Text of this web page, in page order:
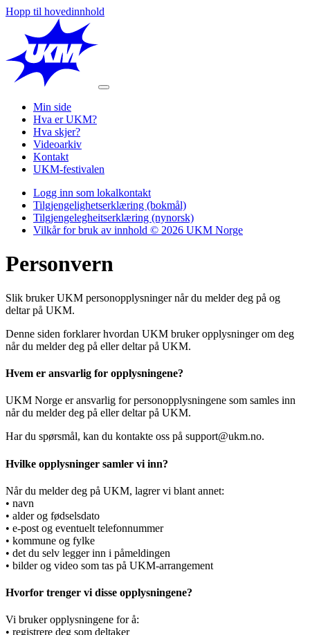
Hopp til hovedinnhold
Min side
Hva er UKM?
Hva skjer?
Videoarkiv
Kontakt
UKM-festivalen
Logg inn som lokalkontakt
Tilgjengelighetserklæring (bokmål)
Tilgjengelegheitserklæring (nynorsk)
Vilkår for bruk av innhold © 2026 UKM Norge
Personvern​​​​‌ ‍ ​‍​‍‌‍ ‌ ​‍‌‍‍‌‌‍‌ ‌‍‍‌‌‍ ‍​‍​‍​ ‍‍​‍​‍‌ ​ ‌‍​‌‌‍ ‍‌‍‍‌‌ ‌​‌ ‍‌​‍ ‍‌‍‍‌‌‍ ​‍​‍​‍ ​​‍​‍‌‍‍​‌ ​‍‌‍‌‌‌‍‌‍​‍​‍​ ‍‍​‍​‍‌‍‍​‌ ‌​‌ ‌​‌ ​​‌ ​ ​ ‍‍​‍ ​‍ ‌ ‌‌‌‍‍ ‌‍ ‌​‍ ‍‌ ​ ‌‍​‌‌‍ ‍‌‍‍‌‌ ‌​‌ ‍‌​‍ ‍‌ ​ ‌ ‌​‌ ‌‌‌‍‌​‌‍‍‌‌‍ ​‍ ‌‍‍‌‌‍ ‍‌ ‌​‌‍‌‌‌‍ ‍‌ ‌​​‍ ‌‍‌‌‌‍‌​‌‍‍‌‌ ‌​​‍ ‌‍ ‌‌‍ ‌‍‌​‌‍‌‌​ ‌‌ ​​‌ ​‍‌‍‌‌‌ ​ ‌‍‌‌‌‍ ‍‌ ‌​‌‍​‌‌ ‌​‌‍‍‌‌‍ ‌‍ ‍​ ‍ ‌‍‍‌‌‍‌​​ ‌‌‍​‍‌‍​‌​ ‌‌​ ‍‌​ ‌‍‌‍​‌‌‍​ ​ ‌‍​‍ ‌​ ‌‍​ ‌‌​ ‌​‌‍​ ​‍ ‌​ ‌​​ ​ ​ ‌​​ ‍​​‍ ‌​ ‍‌‌‍‌‌‌‍‌‍​ ‌​​‍ ‌‌‍‌​​ ​ ​ ‍​​ ‌‌‌‍​‍‌‍‌‌‌‍​‌​ ‌‍‌‍​ ‌‍​‌​ ‌‌​ ‌​​ ‍ ‌ ‌​‌ ‍‌‌ ​​‌‍‌‌​ ‌‌ ​​‌‍​‌‌‍‌ ‌‍‌‌​ ‍ ‌ ​​‌‍​‌‌ ‌​‌‍‍​​ ‌‌ ‌​‌‍‍‌‌ ‌​‌‍ ​‌‍‌‌​ ‌‍​‍‌‍​‌‌ ​ ‌‍‌‌‌‌‌‌‌ ​‍‌‍ ​​ ‌‌‍‍​‌ ‌​‌ ‌​‌ ​​‌ ​ ​‍‌‌​ ​ ‌​​‌​‍‌‌​ ​‍‌​‌‍​‍‌‌​ ​‍‌​‌‍‌ ‌‌‌‍‍ ‌‍ ‌​‍ ‍‌ ​ ‌‍​‌‌‍ ‍‌‍‍‌‌ ‌​‌ ‍‌​‍ ‍‌ ​ ‌ ‌​‌ ‌‌‌‍‌​‌‍‍‌‌‍ ​‍‌‍‌‍‍‌‌‍‌​​ ‌‌‍​‍‌‍​‌​ ‌‌​ ‍‌​ ‌‍‌‍​‌‌‍​ ​ ‌‍​‍ ‌​ ‌‍​ ‌‌​ ‌​‌‍​ ​‍ ‌​ ‌​​ ​ ​ ‌​​ ‍​​‍ ‌​ ‍‌‌‍‌‌‌‍‌‍​ ‌​​‍ ‌‌‍‌​​ ​ ​ ‍​​ ‌‌‌‍​‍‌‍‌‌‌‍​‌​ ‌‍‌‍​ ‌‍​‌​ ‌‌​ ‌​​‍‌‍‌ ‌​‌ ‍‌‌ ​​‌‍‌‌​ ‌‌ ​​‌‍​‌‌‍‌ ‌‍‌‌​‍‌‍‌ ​​‌‍​‌‌ ‌​‌‍‍​​ ‌‌ ‌​‌‍‍‌‌ ‌​‌‍ ​‌‍‌‌​‍‌‍‌ ​​‌‍‌‌‌ ​‍‌ ​ ‌ ​​‌‍‌‌‌‍​ ‌ ‌​‌‍‍‌‌ ‌‍‌‍‌‌​ ‌‌ ​​‌ ‌‌‌‍​‍‌‍ ​‌‍‍‌‌ ​ ‌‍‍​‌‍‌‌‌‍‌​​‍​‍‌ ‌
Slik bruker UKM personopplysninger når du melder deg på og
deltar på UKM.​​​​‌ ‍ ​‍​‍‌‍ ‌ ​‍‌‍‍‌‌‍‌ ‌‍‍‌‌‍ ‍​‍​‍​ ‍‍​‍​‍‌ ​ ‌‍​‌‌‍ ‍‌‍‍‌‌ ‌​‌ ‍‌​‍ ‍‌‍‍‌‌‍ ​‍​‍​‍ ​​‍​‍‌‍‍​‌ ​‍‌‍‌‌‌‍‌‍​‍​‍​ ‍‍​‍​‍‌‍‍​‌ ‌​‌ ‌​‌ ​​‌ ​ ​ ‍‍​‍ ​‍ ‌ ‌‌‌‍‍ ‌‍ ‌​‍ ‍‌ ​ ‌‍​‌‌‍ ‍‌‍‍‌‌ ‌​‌ ‍‌​‍ ‍‌ ​ ‌ ‌​‌ ‌‌‌‍‌​‌‍‍‌‌‍ ​‍ ‌‍‍‌‌‍ ‍‌ ‌​‌‍‌‌‌‍ ‍‌ ‌​​‍ ‌‍‌‌‌‍‌​‌‍‍‌‌ ‌​​‍ ‌‍ ‌‌‍ ‌‍‌​‌‍‌‌​ ‌‌ ​​‌ ​‍‌‍‌‌‌ ​ ‌‍‌‌‌‍ ‍‌ ‌​‌‍​‌‌ ‌​‌‍‍‌‌‍ ‌‍ ‍​ ‍ ‌‍‍‌‌‍‌​​ ‌‌‍​‍‌‍​‌​ ‌‌​ ‍‌​ ‌‍‌‍​‌‌‍​ ​ ‌‍​‍ ‌​ ‌‍​ ‌‌​ ‌​‌‍​ ​‍ ‌​ ‌​​ ​ ​ ‌​​ ‍​​‍ ‌​ ‍‌‌‍‌‌‌‍‌‍​ ‌​​‍ ‌‌‍‌​​ ​ ​ ‍​​ ‌‌‌‍​‍‌‍‌‌‌‍​‌​ ‌‍‌‍​ ‌‍​‌​ ‌‌​ ‌​​ ‍ ‌ ‌​‌ ‍‌‌ ​​‌‍‌‌​ ‌‌ ​​‌‍​‌‌‍‌ ‌‍‌‌​ ‍ ‌ ​​‌‍​‌‌ ‌​‌‍‍​​ ‌‌‍‌​‌‍‌‌‌ ​ ‌‍​ ‌ ​‍‌‍‍‌‌ ​​‌ ‌​‌‍‍‌‌‍ ‌‍ ‍​ ‌‍​‍‌‍​‌‌ ​ ‌‍‌‌‌‌‌‌‌ ​‍‌‍ ​​ ‌‌‍‍​‌ ‌​‌ ‌​‌ ​​‌ ​ ​‍‌‌​ ​ ‌​​‌​‍‌‌​ ​‍‌​‌‍​‍‌‌​ ​‍‌​‌‍‌ ‌‌‌‍‍ ‌‍ ‌​‍ ‍‌ ​ ‌‍​‌‌‍ ‍‌‍‍‌‌ ‌​‌ ‍‌​‍ ‍‌ ​ ‌ ‌​‌ ‌‌‌‍‌​‌‍‍‌‌‍ ​‍‌‍‌‍‍‌‌‍‌​​ ‌‌‍​‍‌‍​‌​ ‌‌​ ‍‌​ ‌‍‌‍​‌‌‍​ ​ ‌‍​‍ ‌​ ‌‍​ ‌‌​ ‌​‌‍​ ​‍ ‌​ ‌​​ ​ ​ ‌​​ ‍​​‍ ‌​ ‍‌‌‍‌‌‌‍‌‍​ ‌​​‍ ‌‌‍‌​​ ​ ​ ‍​​ ‌‌‌‍​‍‌‍‌‌‌‍​‌​ ‌‍‌‍​ ‌‍​‌​ ‌‌​ ‌​​‍‌‍‌ ‌​‌ ‍‌‌ ​​‌‍‌‌​ ‌‌ ​​‌‍​‌‌‍‌ ‌‍‌‌​‍‌‍‌ ​​‌‍​‌‌ ‌​‌‍‍​​ ‌‌‍‌​‌‍‌‌‌ ​ ‌‍​ ‌ ​‍‌‍‍‌‌ ​​‌ ‌​‌‍‍‌‌‍ ‌‍ ‍​‍‌‍‌ ​​‌‍‌‌‌ ​‍‌ ​ ‌ ​​‌‍‌‌‌‍​ ‌ ‌​‌‍‍‌‌ ‌‍‌‍‌‌​ ‌‌ ​​‌ ‌‌‌‍​‍‌‍ ​‌‍‍‌‌ ​ ‌‍‍​‌‍‌‌‌‍‌​​‍​‍‌ ‌
Denne siden forklarer hvordan UKM bruker opplysninger om deg
når du melder deg på eller deltar på UKM.​​​​‌ ‍ ​‍​‍‌‍ ‌ ​‍‌‍‍‌‌‍‌ ‌‍‍‌‌‍ ‍​‍​‍​ ‍‍​‍​‍‌ ​ ‌‍​‌‌‍ ‍‌‍‍‌‌ ‌​‌ ‍‌​‍ ‍‌‍‍‌‌‍ ​‍​‍​‍ ​​‍​‍‌‍‍​‌ ​‍‌‍‌‌‌‍‌‍​‍​‍​ ‍‍​‍​‍‌‍‍​‌ ‌​‌ ‌​‌ ​​‌ ​ ​ ‍‍​‍ ​‍ ‌ ‌‌‌‍‍ ‌‍ ‌​‍ ‍‌ ​ ‌‍​‌‌‍ ‍‌‍‍‌‌ ‌​‌ ‍‌​‍ ‍‌ ​ ‌ ‌​‌ ‌‌‌‍‌​‌‍‍‌‌‍ ​‍ ‌‍‍‌‌‍ ‍‌ ‌​‌‍‌‌‌‍ ‍‌ ‌​​‍ ‌‍‌‌‌‍‌​‌‍‍‌‌ ‌​​‍ ‌‍ ‌‌‍ ‌‍‌​‌‍‌‌​ ‌‌ ​​‌ ​‍‌‍‌‌‌ ​ ‌‍‌‌‌‍ ‍‌ ‌​‌‍​‌‌ ‌​‌‍‍‌‌‍ ‌‍ ‍​ ‍ ‌‍‍‌‌‍‌​​ ‌‌‍​‍‌‍​‌​ ‌‌​ ‍‌​ ‌‍‌‍​‌‌‍​ ​ ‌‍​‍ ‌​ ‌‍​ ‌‌​ ‌​‌‍​ ​‍ ‌​ ‌​​ ​ ​ ‌​​ ‍​​‍ ‌​ ‍‌‌‍‌‌‌‍‌‍​ ‌​​‍ ‌‌‍‌​​ ​ ​ ‍​​ ‌‌‌‍​‍‌‍‌‌‌‍​‌​ ‌‍‌‍​ ‌‍​‌​ ‌‌​ ‌​​ ‍ ‌ ‌​‌ ‍‌‌ ​​‌‍‌‌​ ‌‌ ​​‌‍​‌‌‍‌ ‌‍‌‌​ ‍ ‌ ​​‌‍​‌‌ ‌​‌‍‍​​ ‌‌ ​​‌‍​‌‌‍‌ ‌‍‌‌‌​​‍‌ ‌‌‌‍‍‌‌‍ ​‌‍‌​‌‍‌‌‌ ​‍​‍‌‌​ ‌‌‌​​‍‌‌ ‌‍‍ ‌‍‌‌‌ ‍‌​‍‌‌​ ​ ‌​‌​​‍‌‌​ ​ ‌​‌​​‍‌‌​ ​‍​ ​‍‌‍​ ​ ​ ​ ​‍‌‍‌‌​ ‌‌​ ‌‍​ ​‌​ ‍‌​ ​‌​ ‍‌‌‍​ ‌‍​‍​‍‌‌​ ​‍​ ​‍​‍‌‌​ ‌‌‌​‌​​‍ ‍‌ ​‍‌‍‍‌‌‍​ ‌‍‍​‌‌‌​‌‍‌‌‌ ‍​‌ ‌​​‍‌‌​ ‌‌‌​​‍‌‌ ‌‍‍ ‌‍‌‌‌ ‍‌​‍‌‌​ ​ ‌​‌​​‍‌‌​ ​ ‌​‌​​‍‌‌​ ​‍​ ​‍​ ‍​​ ​‌‌‍‌​​ ​‌​ ‍​​ ​​‌‍‌‌​ ​​‌‍​ ​ ‌‍‌‍​‌​ ​‍​‍‌‌​ ​‍​ ​‍​‍‌‌​ ‌‌‌​‌​​‍ ‍‌‍​ ‌‍‍​‌‍‍‌‌‍ ​‌‍‌​‌ ​‍‌‍‌‌‌‍ ‍​‍‌‌​ ‌‌‌​​‍‌‌ ‌‍‍ ‌‍‌‌‌ ‍‌​‍‌‌​ ​ ‌​‌​​‍‌‌​ ​ ‌​‌​​‍‌‌​ ​‍​ ​‍​ ‍‌​ ​​​ ​‌‌‍​ ​ ​‍‌‍‌​‌‍‌‌​ ​‌​ ​‌‌‍​‌​ ‌​​ ‍‌​‍‌‌​ ​‍​ ​‍​‍‌‌​ ‌‌‌​‌​​‍ ‍‌ ‌​‌‍‌‌‌ ‍​‌ ‌​​ ‌‍​‍‌‍​‌‌ ​ ‌‍‌‌‌‌‌‌‌ ​‍‌‍ ​​ ‌‌‍‍​‌ ‌​‌ ‌​‌ ​​‌ ​ ​‍‌‌​ ​ ‌​​‌​‍‌‌​ ​‍‌​‌‍​‍‌‌​ ​‍‌​‌‍‌ ‌‌‌‍‍ ‌‍ ‌​‍ ‍‌ ​ ‌‍​‌‌‍ ‍‌‍‍‌‌ ‌​‌ ‍‌​‍ ‍‌ ​ ‌ ‌​‌ ‌‌‌‍‌​‌‍‍‌‌‍ ​‍‌‍‌‍‍‌‌‍‌​​ ‌‌‍​‍‌‍​‌​ ‌‌​ ‍‌​ ‌‍‌‍​‌‌‍​ ​ ‌‍​‍ ‌​ ‌‍​ ‌‌​ ‌​‌‍​ ​‍ ‌​ ‌​​ ​ ​ ‌​​ ‍​​‍ ‌​ ‍‌‌‍‌‌‌‍‌‍​ ‌​​‍ ‌‌‍‌​​ ​ ​ ‍​​ ‌‌‌‍​‍‌‍‌‌‌‍​‌​ ‌‍‌‍​ ‌‍​‌​ ‌‌​ ‌​​‍‌‍‌ ‌​‌ ‍‌‌ ​​‌‍‌‌​ ‌‌ ​​‌‍​‌‌‍‌ ‌‍‌‌​‍‌‍‌ ​​‌‍​‌‌ ‌​‌‍‍​​ ‌‌ ​​‌‍​‌‌‍‌ ‌‍‌‌‌​​‍‌ ‌‌‌‍‍‌‌‍ ​‌‍‌​‌‍‌‌‌ ​‍​‍‌‌​ ‌‌‌​​‍‌‌ ‌‍‍ ‌‍‌‌‌ ‍‌​‍‌‌​ ​ ‌​‌​​‍‌‌​ ​ ‌​‌​​‍‌‌​ ​‍​ ​‍‌‍​ ​ ​ ​ ​‍‌‍‌‌​ ‌‌​ ‌‍​ ​‌​ ‍‌​ ​‌​ ‍‌‌‍​ ‌‍​‍​‍‌‌​ ​‍​ ​‍​‍‌‌​ ‌‌‌​‌​​‍ ‍‌ ​‍‌‍‍‌‌‍​ ‌‍‍​‌‌‌​‌‍‌‌‌ ‍​‌ ‌​​‍‌‌​ ‌‌‌​​‍‌‌ ‌‍‍ ‌‍‌‌‌ ‍‌​‍‌‌​ ​ ‌​‌​​‍‌‌​ ​ ‌​‌​​‍‌‌​ ​‍​ ​‍​ ‍​​ ​‌‌‍‌​​ ​‌​ ‍​​ ​​‌‍‌‌​ ​​‌‍​ ​ ‌‍‌‍​‌​ ​‍​‍‌‌​ ​‍​ ​‍​‍‌‌​ ‌‌‌​‌​​‍ ‍‌‍​ ‌‍‍​‌‍‍‌‌‍ ​‌‍‌​‌ ​‍‌‍‌‌‌‍ ‍​‍‌‌​ ‌‌‌​​‍‌‌ ‌‍‍ ‌‍‌‌‌ ‍‌​‍‌‌​ ​ ‌​‌​​‍‌‌​ ​ ‌​‌​​‍‌‌​ ​‍​ ​‍​ ‍‌​ ​​​ ​‌‌‍​ ​ ​‍‌‍‌​‌‍‌‌​ ​‌​ ​‌‌‍​‌​ ‌​​ ‍‌​‍‌‌​ ​‍​ ​‍​‍‌‌​ ‌‌‌​‌​​‍ ‍‌ ‌​‌‍‌‌‌ ‍​‌ ‌​​‍‌‍‌ ​​‌‍‌‌‌ ​‍‌ ​ ‌ ​​‌‍‌‌‌‍​ ‌ ‌​‌‍‍‌‌ ‌‍‌‍‌‌​ ‌‌ ​​‌ ‌‌‌‍​‍‌‍ ​‌‍‍‌‌ ​ ‌‍‍​‌‍‌‌‌‍‌​​‍​‍‌ ‌
Hvem er ansvarlig for opplysningene?​​​​‌ ‍ ​‍​‍‌‍ ‌ ​‍‌‍‍‌‌‍‌ ‌‍‍‌‌‍ ‍​‍​‍​ ‍‍​‍​‍‌ ​ ‌‍​‌‌‍ ‍‌‍‍‌‌ ‌​‌ ‍‌​‍ ‍‌‍‍‌‌‍ ​‍​‍​‍ ​​‍​‍‌‍‍​‌ ​‍‌‍‌‌‌‍‌‍​‍​‍​ ‍‍​‍​‍‌‍‍​‌ ‌​‌ ‌​‌ ​​‌ ​ ​ ‍‍​‍ ​‍ ‌ ‌‌‌‍‍ ‌‍ ‌​‍ ‍‌ ​ ‌‍​‌‌‍ ‍‌‍‍‌‌ ‌​‌ ‍‌​‍ ‍‌ ​ ‌ ‌​‌ ‌‌‌‍‌​‌‍‍‌‌‍ ​‍ ‌‍‍‌‌‍ ‍‌ ‌​‌‍‌‌‌‍ ‍‌ ‌​​‍ ‌‍‌‌‌‍‌​‌‍‍‌‌ ‌​​‍ ‌‍ ‌‌‍ ‌‍‌​‌‍‌‌​ ‌‌ ​​‌ ​‍‌‍‌‌‌ ​ ‌‍‌‌‌‍ ‍‌ ‌​‌‍​‌‌ ‌​‌‍‍‌‌‍ ‌‍ ‍​ ‍ ‌‍‍‌‌‍‌​​ ‌‌‍​‍‌‍​‌​ ‌‌​ ‍‌​ ‌‍‌‍​‌‌‍​ ​ ‌‍​‍ ‌​ ‌‍​ ‌‌​ ‌​‌‍​ ​‍ ‌​ ‌​​ ​ ​ ‌​​ ‍​​‍ ‌​ ‍‌‌‍‌‌‌‍‌‍​ ‌​​‍ ‌‌‍‌​​ ​ ​ ‍​​ ‌‌‌‍​‍‌‍‌‌‌‍​‌​ ‌‍‌‍​ ‌‍​‌​ ‌‌​ ‌​​ ‍ ‌ ‌​‌ ‍‌‌ ​​‌‍‌‌​ ‌‌ ​​‌‍​‌‌‍‌ ‌‍‌‌​ ‍ ‌ ​​‌‍​‌‌ ‌​‌‍‍​​ ‌‌ ​​‌‍​‌‌‍‌ ‌‍‌‌‌​​‍‌ ‌‌‌‍‍‌‌‍ ​‌‍‌​‌‍‌‌‌ ​‍​‍‌‌​ ‌‌‌​​‍‌‌ ‌‍‍ ‌‍‌‌‌ ‍‌​‍‌‌​ ​ ‌​‌​​‍‌‌​ ​ ‌​‌​​‍‌‌​ ​‍​ ​‍​ ‍‌​ ‌‌‌‍​‍‌‍​ ​ ‌​‌‍​‌‌‍​‍​ ​ ​ ​‍​ ​ ​ ‌‌‌‍‌​​‍‌‌​ ​‍​ ​‍​‍‌‌​ ‌‌‌​‌​​‍ ‍‌ ​‍‌‍‍‌‌‍​ ‌‍‍​‌‌‌​‌‍‌‌‌ ‍​‌ ‌​​‍‌‌​ ‌‌‌​​‍‌‌ ‌‍‍ ‌‍‌‌‌ ‍‌​‍‌‌​ ​ ‌​‌​​‍‌‌​ ​ ‌​‌​​‍‌‌​ ​‍​ ​‍​ ‌‌‌‍‌‍​ ​‌​ ‌​‌‍​‌​ ‍‌‌‍​‍​ ‍​​ ‌​​ ‌‌​ ‌ ​ ​​​‍‌‌​ ​‍​ ​‍​‍‌‌​ ‌‌‌​‌​​‍ ‍‌‍​ ‌‍‍​‌‍‍‌‌‍ ​‌‍‌​‌ ​‍‌‍‌‌‌‍ ‍​‍‌‌​ ‌‌‌​​‍‌‌ ‌‍‍ ‌‍‌‌‌ ‍‌​‍‌‌​ ​ ‌​‌​​‍‌‌​ ​ ‌​‌​​‍‌‌​ ​‍​ ​‍‌‍​ ​ ‌‌​ ‌​​ ​ ​ ​​​ ‍​​ ‌‍​ ​‍‌‍​‌‌‍​ ​ ‍​‌‍‌‍​‍‌‌​ ​‍​ ​‍​‍‌‌​ ‌‌‌​‌​​‍ ‍‌ ‌​‌‍‌‌‌ ‍​‌ ‌​​ ‌‍​‍‌‍​‌‌ ​ ‌‍‌‌‌‌‌‌‌ ​‍‌‍ ​​ ‌‌‍‍​‌ ‌​‌ ‌​‌ ​​‌ ​ ​‍‌‌​ ​ ‌​​‌​‍‌‌​ ​‍‌​‌‍​‍‌‌​ ​‍‌​‌‍‌ ‌‌‌‍‍ ‌‍ ‌​‍ ‍‌ ​ ‌‍​‌‌‍ ‍‌‍‍‌‌ ‌​‌ ‍‌​‍ ‍‌ ​ ‌ ‌​‌ ‌‌‌‍‌​‌‍‍‌‌‍ ​‍‌‍‌‍‍‌‌‍‌​​ ‌‌‍​‍‌‍​‌​ ‌‌​ ‍‌​ ‌‍‌‍​‌‌‍​ ​ ‌‍​‍ ‌​ ‌‍​ ‌‌​ ‌​‌‍​ ​‍ ‌​ ‌​​ ​ ​ ‌​​ ‍​​‍ ‌​ ‍‌‌‍‌‌‌‍‌‍​ ‌​​‍ ‌‌‍‌​​ ​ ​ ‍​​ ‌‌‌‍​‍‌‍‌‌‌‍​‌​ ‌‍‌‍​ ‌‍​‌​ ‌‌​ ‌​​‍‌‍‌ ‌​‌ ‍‌‌ ​​‌‍‌‌​ ‌‌ ​​‌‍​‌‌‍‌ ‌‍‌‌​‍‌‍‌ ​​‌‍​‌‌ ‌​‌‍‍​​ ‌‌ ​​‌‍​‌‌‍‌ ‌‍‌‌‌​​‍‌ ‌‌‌‍‍‌‌‍ ​‌‍‌​‌‍‌‌‌ ​‍​‍‌‌​ ‌‌‌​​‍‌‌ ‌‍‍ ‌‍‌‌‌ ‍‌​‍‌‌​ ​ ‌​‌​​‍‌‌​ ​ ‌​‌​​‍‌‌​ ​‍​ ​‍​ ‍‌​ ‌‌‌‍​‍‌‍​ ​ ‌​‌‍​‌‌‍​‍​ ​ ​ ​‍​ ​ ​ ‌‌‌‍‌​​‍‌‌​ ​‍​ ​‍​‍‌‌​ ‌‌‌​‌​​‍ ‍‌ ​‍‌‍‍‌‌‍​ ‌‍‍​‌‌‌​‌‍‌‌‌ ‍​‌ ‌​​‍‌‌​ ‌‌‌​​‍‌‌ ‌‍‍ ‌‍‌‌‌ ‍‌​‍‌‌​ ​ ‌​‌​​‍‌‌​ ​ ‌​‌​​‍‌‌​ ​‍​ ​‍​ ‌‌‌‍‌‍​ ​‌​ ‌​‌‍​‌​ ‍‌‌‍​‍​ ‍​​ ‌​​ ‌‌​ ‌ ​ ​​​‍‌‌​ ​‍​ ​‍​‍‌‌​ ‌‌‌​‌​​‍ ‍‌‍​ ‌‍‍​‌‍‍‌‌‍ ​‌‍‌​‌ ​‍‌‍‌‌‌‍ ‍​‍‌‌​ ‌‌‌​​‍‌‌ ‌‍‍ ‌‍‌‌‌ ‍‌​‍‌‌​ ​ ‌​‌​​‍‌‌​ ​ ‌​‌​​‍‌‌​ ​‍​ ​‍‌‍​ ​ ‌‌​ ‌​​ ​ ​ ​​​ ‍​​ ‌‍​ ​‍‌‍​‌‌‍​ ​ ‍​‌‍‌‍​‍‌‌​ ​‍​ ​‍​‍‌‌​ ‌‌‌​‌​​‍ ‍‌ ‌​‌‍‌‌‌ ‍​‌ ‌​​‍‌‍‌ ​​‌‍‌‌‌ ​‍‌ ​ ‌ ​​‌‍‌‌‌‍​ ‌ ‌​‌‍‍‌‌ ‌‍‌‍‌‌​ ‌‌ ​​‌ ‌‌‌‍​‍‌‍ ​‌‍‍‌‌ ​ ‌‍‍​‌‍‌‌‌‍‌​​‍​‍‌ ‌
UKM Norge er ansvarlig for personopplysningene som samles inn
når du melder deg på eller deltar på UKM.​​​​‌ ‍ ​‍​‍‌‍ ‌ ​‍‌‍‍‌‌‍‌ ‌‍‍‌‌‍ ‍​‍​‍​ ‍‍​‍​‍‌ ​ ‌‍​‌‌‍ ‍‌‍‍‌‌ ‌​‌ ‍‌​‍ ‍‌‍‍‌‌‍ ​‍​‍​‍ ​​‍​‍‌‍‍​‌ ​‍‌‍‌‌‌‍‌‍​‍​‍​ ‍‍​‍​‍‌‍‍​‌ ‌​‌ ‌​‌ ​​‌ ​ ​ ‍‍​‍ ​‍ ‌ ‌‌‌‍‍ ‌‍ ‌​‍ ‍‌ ​ ‌‍​‌‌‍ ‍‌‍‍‌‌ ‌​‌ ‍‌​‍ ‍‌ ​ ‌ ‌​‌ ‌‌‌‍‌​‌‍‍‌‌‍ ​‍ ‌‍‍‌‌‍ ‍‌ ‌​‌‍‌‌‌‍ ‍‌ ‌​​‍ ‌‍‌‌‌‍‌​‌‍‍‌‌ ‌​​‍ ‌‍ ‌‌‍ ‌‍‌​‌‍‌‌​ ‌‌ ​​‌ ​‍‌‍‌‌‌ ​ ‌‍‌‌‌‍ ‍‌ ‌​‌‍​‌‌ ‌​‌‍‍‌‌‍ ‌‍ ‍​ ‍ ‌‍‍‌‌‍‌​​ ‌‌‍​‍‌‍​‌​ ‌‌​ ‍‌​ ‌‍‌‍​‌‌‍​ ​ ‌‍​‍ ‌​ ‌‍​ ‌‌​ ‌​‌‍​ ​‍ ‌​ ‌​​ ​ ​ ‌​​ ‍​​‍ ‌​ ‍‌‌‍‌‌‌‍‌‍​ ‌​​‍ ‌‌‍‌​​ ​ ​ ‍​​ ‌‌‌‍​‍‌‍‌‌‌‍​‌​ ‌‍‌‍​ ‌‍​‌​ ‌‌​ ‌​​ ‍ ‌ ‌​‌ ‍‌‌ ​​‌‍‌‌​ ‌‌ ​​‌‍​‌‌‍‌ ‌‍‌‌​ ‍ ‌ ​​‌‍​‌‌ ‌​‌‍‍​​ ‌‌ ​​‌‍​‌‌‍‌ ‌‍‌‌‌​​‍‌ ‌‌‌‍‍‌‌‍ ​‌‍‌​‌‍‌‌‌ ​‍​‍‌‌​ ‌‌‌​​‍‌‌ ‌‍‍ ‌‍‌‌‌ ‍‌​‍‌‌​ ​ ‌​‌​​‍‌‌​ ​ ‌​‌​​‍‌‌​ ​‍​ ​‍​ ‍‌​ ‌‌‌‍​‍‌‍​ ​ ‌​‌‍​‌‌‍​‍​ ​ ​ ​‍​ ​ ​ ‌‌‌‍‌​​‍‌‌​ ​‍​ ​‍​‍‌‌​ ‌‌‌​‌​​‍ ‍‌ ​‍‌‍‍‌‌‍​ ‌‍‍​‌‌‌​‌‍‌‌‌ ‍​‌ ‌​​‍‌‌​ ‌‌‌​​‍‌‌ ‌‍‍ ‌‍‌‌‌ ‍‌​‍‌‌​ ​ ‌​‌​​‍‌‌​ ​ ‌​‌​​‍‌‌​ ​‍​ ​‍​ ​ ​ ‍‌​ ‌ ‌‍​‍‌‍‌‍​ ‍‌​ ‌ ​ ‍​​ ​​​ ​ ‌‍​‍​ ‌​​‍‌‌​ ​‍​ ​‍​‍‌‌​ ‌‌‌​‌​​‍ ‍‌‍​ ‌‍‍​‌‍‍‌‌‍ ​‌‍‌​‌ ​‍‌‍‌‌‌‍ ‍​‍‌‌​ ‌‌‌​​‍‌‌ ‌‍‍ ‌‍‌‌‌ ‍‌​‍‌‌​ ​ ‌​‌​​‍‌‌​ ​ ‌​‌​​‍‌‌​ ​‍​ ​‍​ ​‌​ ​‍​ ‌​​ ‍​‌‍​ ​ ‍‌​ ​​‌‍​‍‌‍​‌​ ​​​ ​‌​ ​‍​‍‌‌​ ​‍​ ​‍​‍‌‌​ ‌‌‌​‌​​‍ ‍‌ ‌​‌‍‌‌‌ ‍​‌ ‌​​ ‌‍​‍‌‍​‌‌ ​ ‌‍‌‌‌‌‌‌‌ ​‍‌‍ ​​ ‌‌‍‍​‌ ‌​‌ ‌​‌ ​​‌ ​ ​‍‌‌​ ​ ‌​​‌​‍‌‌​ ​‍‌​‌‍​‍‌‌​ ​‍‌​‌‍‌ ‌‌‌‍‍ ‌‍ ‌​‍ ‍‌ ​ ‌‍​‌‌‍ ‍‌‍‍‌‌ ‌​‌ ‍‌​‍ ‍‌ ​ ‌ ‌​‌ ‌‌‌‍‌​‌‍‍‌‌‍ ​‍‌‍‌‍‍‌‌‍‌​​ ‌‌‍​‍‌‍​‌​ ‌‌​ ‍‌​ ‌‍‌‍​‌‌‍​ ​ ‌‍​‍ ‌​ ‌‍​ ‌‌​ ‌​‌‍​ ​‍ ‌​ ‌​​ ​ ​ ‌​​ ‍​​‍ ‌​ ‍‌‌‍‌‌‌‍‌‍​ ‌​​‍ ‌‌‍‌​​ ​ ​ ‍​​ ‌‌‌‍​‍‌‍‌‌‌‍​‌​ ‌‍‌‍​ ‌‍​‌​ ‌‌​ ‌​​‍‌‍‌ ‌​‌ ‍‌‌ ​​‌‍‌‌​ ‌‌ ​​‌‍​‌‌‍‌ ‌‍‌‌​‍‌‍‌ ​​‌‍​‌‌ ‌​‌‍‍​​ ‌‌ ​​‌‍​‌‌‍‌ ‌‍‌‌‌​​‍‌ ‌‌‌‍‍‌‌‍ ​‌‍‌​‌‍‌‌‌ ​‍​‍‌‌​ ‌‌‌​​‍‌‌ ‌‍‍ ‌‍‌‌‌ ‍‌​‍‌‌​ ​ ‌​‌​​‍‌‌​ ​ ‌​‌​​‍‌‌​ ​‍​ ​‍​ ‍‌​ ‌‌‌‍​‍‌‍​ ​ ‌​‌‍​‌‌‍​‍​ ​ ​ ​‍​ ​ ​ ‌‌‌‍‌​​‍‌‌​ ​‍​ ​‍​‍‌‌​ ‌‌‌​‌​​‍ ‍‌ ​‍‌‍‍‌‌‍​ ‌‍‍​‌‌‌​‌‍‌‌‌ ‍​‌ ‌​​‍‌‌​ ‌‌‌​​‍‌‌ ‌‍‍ ‌‍‌‌‌ ‍‌​‍‌‌​ ​ ‌​‌​​‍‌‌​ ​ ‌​‌​​‍‌‌​ ​‍​ ​‍​ ​ ​ ‍‌​ ‌ ‌‍​‍‌‍‌‍​ ‍‌​ ‌ ​ ‍​​ ​​​ ​ ‌‍​‍​ ‌​​‍‌‌​ ​‍​ ​‍​‍‌‌​ ‌‌‌​‌​​‍ ‍‌‍​ ‌‍‍​‌‍‍‌‌‍ ​‌‍‌​‌ ​‍‌‍‌‌‌‍ ‍​‍‌‌​ ‌‌‌​​‍‌‌ ‌‍‍ ‌‍‌‌‌ ‍‌​‍‌‌​ ​ ‌​‌​​‍‌‌​ ​ ‌​‌​​‍‌‌​ ​‍​ ​‍​ ​‌​ ​‍​ ‌​​ ‍​‌‍​ ​ ‍‌​ ​​‌‍​‍‌‍​‌​ ​​​ ​‌​ ​‍​‍‌‌​ ​‍​ ​‍​‍‌‌​ ‌‌‌​‌​​‍ ‍‌ ‌​‌‍‌‌‌ ‍​‌ ‌​​‍‌‍‌ ​​‌‍‌‌‌ ​‍‌ ​ ‌ ​​‌‍‌‌‌‍​ ‌ ‌​‌‍‍‌‌ ‌‍‌‍‌‌​ ‌‌ ​​‌ ‌‌‌‍​‍‌‍ ​‌‍‍‌‌ ​ ‌‍‍​‌‍‌‌‌‍‌​​‍​‍‌ ‌
Har du spørsmål, kan du kontakte oss på support@ukm.no.​​​​‌ ‍ ​‍​‍‌‍ ‌ ​‍‌‍‍‌‌‍‌ ‌‍‍‌‌‍ ‍​‍​‍​ ‍‍​‍​‍‌ ​ ‌‍​‌‌‍ ‍‌‍‍‌‌ ‌​‌ ‍‌​‍ ‍‌‍‍‌‌‍ ​‍​‍​‍ ​​‍​‍‌‍‍​‌ ​‍‌‍‌‌‌‍‌‍​‍​‍​ ‍‍​‍​‍‌‍‍​‌ ‌​‌ ‌​‌ ​​‌ ​ ​ ‍‍​‍ ​‍ ‌ ‌‌‌‍‍ ‌‍ ‌​‍ ‍‌ ​ ‌‍​‌‌‍ ‍‌‍‍‌‌ ‌​‌ ‍‌​‍ ‍‌ ​ ‌ ‌​‌ ‌‌‌‍‌​‌‍‍‌‌‍ ​‍ ‌‍‍‌‌‍ ‍‌ ‌​‌‍‌‌‌‍ ‍‌ ‌​​‍ ‌‍‌‌‌‍‌​‌‍‍‌‌ ‌​​‍ ‌‍ ‌‌‍ ‌‍‌​‌‍‌‌​ ‌‌ ​​‌ ​‍‌‍‌‌‌ ​ ‌‍‌‌‌‍ ‍‌ ‌​‌‍​‌‌ ‌​‌‍‍‌‌‍ ‌‍ ‍​ ‍ ‌‍‍‌‌‍‌​​ ‌‌‍​‍‌‍​‌​ ‌‌​ ‍‌​ ‌‍‌‍​‌‌‍​ ​ ‌‍​‍ ‌​ ‌‍​ ‌‌​ ‌​‌‍​ ​‍ ‌​ ‌​​ ​ ​ ‌​​ ‍​​‍ ‌​ ‍‌‌‍‌‌‌‍‌‍​ ‌​​‍ ‌‌‍‌​​ ​ ​ ‍​​ ‌‌‌‍​‍‌‍‌‌‌‍​‌​ ‌‍‌‍​ ‌‍​‌​ ‌‌​ ‌​​ ‍ ‌ ‌​‌ ‍‌‌ ​​‌‍‌‌​ ‌‌ ​​‌‍​‌‌‍‌ ‌‍‌‌​ ‍ ‌ ​​‌‍​‌‌ ‌​‌‍‍​​ ‌‌ ​​‌‍​‌‌‍‌ ‌‍‌‌‌​​‍‌ ‌‌‌‍‍‌‌‍ ​‌‍‌​‌‍‌‌‌ ​‍​‍‌‌​ ‌‌‌​​‍‌‌ ‌‍‍ ‌‍‌‌‌ ‍‌​‍‌‌​ ​ ‌​‌​​‍‌‌​ ​ ‌​‌​​‍‌‌​ ​‍​ ​‍​ ‍‌​ ‌‌‌‍​‍‌‍​ ​ ‌​‌‍​‌‌‍​‍​ ​ ​ ​‍​ ​ ​ ‌‌‌‍‌​​‍‌‌​ ​‍​ ​‍​‍‌‌​ ‌‌‌​‌​​‍ ‍‌ ​‍‌‍‍‌‌‍​ ‌‍‍​‌‌‌​‌‍‌‌‌ ‍​‌ ‌​​‍‌‌​ ‌‌‌​​‍‌‌ ‌‍‍ ‌‍‌‌‌ ‍‌​‍‌‌​ ​ ‌​‌​​‍‌‌​ ​ ‌​‌​​‍‌‌​ ​‍​ ​‍‌‍​ ​ ​​​ ‌‌​ ‌‌​ ‍‌‌‍‌​​ ​‌​ ‍‌‌‍​ ​ ​ ​ ‍‌​ ‌​​‍‌‌​ ​‍​ ​‍​‍‌‌​ ‌‌‌​‌​​‍ ‍‌‍​ ‌‍‍​‌‍‍‌‌‍ ​‌‍‌​‌ ​‍‌‍‌‌‌‍ ‍​‍‌‌​ ‌‌‌​​‍‌‌ ‌‍‍ ‌‍‌‌‌ ‍‌​‍‌‌​ ​ ‌​‌​​‍‌‌​ ​ ‌​‌​​‍‌‌​ ​‍​ ​‍​ ‌‍​ ‌‌​ ‌ ​ ‌‌‌‍​‍‌‍‌​​ ‌‍​ ‌‌​ ​​‌‍‌‌‌‍​‍​ ​‌​‍‌‌​ ​‍​ ​‍​‍‌‌​ ‌‌‌​‌​​‍ ‍‌ ‌​‌‍‌‌‌ ‍​‌ ‌​​ ‌‍​‍‌‍​‌‌ ​ ‌‍‌‌‌‌‌‌‌ ​‍‌‍ ​​ ‌‌‍‍​‌ ‌​‌ ‌​‌ ​​‌ ​ ​‍‌‌​ ​ ‌​​‌​‍‌‌​ ​‍‌​‌‍​‍‌‌​ ​‍‌​‌‍‌ ‌‌‌‍‍ ‌‍ ‌​‍ ‍‌ ​ ‌‍​‌‌‍ ‍‌‍‍‌‌ ‌​‌ ‍‌​‍ ‍‌ ​ ‌ ‌​‌ ‌‌‌‍‌​‌‍‍‌‌‍ ​‍‌‍‌‍‍‌‌‍‌​​ ‌‌‍​‍‌‍​‌​ ‌‌​ ‍‌​ ‌‍‌‍​‌‌‍​ ​ ‌‍​‍ ‌​ ‌‍​ ‌‌​ ‌​‌‍​ ​‍ ‌​ ‌​​ ​ ​ ‌​​ ‍​​‍ ‌​ ‍‌‌‍‌‌‌‍‌‍​ ‌​​‍ ‌‌‍‌​​ ​ ​ ‍​​ ‌‌‌‍​‍‌‍‌‌‌‍​‌​ ‌‍‌‍​ ‌‍​‌​ ‌‌​ ‌​​‍‌‍‌ ‌​‌ ‍‌‌ ​​‌‍‌‌​ ‌‌ ​​‌‍​‌‌‍‌ ‌‍‌‌​‍‌‍‌ ​​‌‍​‌‌ ‌​‌‍‍​​ ‌‌ ​​‌‍​‌‌‍‌ ‌‍‌‌‌​​‍‌ ‌‌‌‍‍‌‌‍ ​‌‍‌​‌‍‌‌‌ ​‍​‍‌‌​ ‌‌‌​​‍‌‌ ‌‍‍ ‌‍‌‌‌ ‍‌​‍‌‌​ ​ ‌​‌​​‍‌‌​ ​ ‌​‌​​‍‌‌​ ​‍​ ​‍​ ‍‌​ ‌‌‌‍​‍‌‍​ ​ ‌​‌‍​‌‌‍​‍​ ​ ​ ​‍​ ​ ​ ‌‌‌‍‌​​‍‌‌​ ​‍​ ​‍​‍‌‌​ ‌‌‌​‌​​‍ ‍‌ ​‍‌‍‍‌‌‍​ ‌‍‍​‌‌‌​‌‍‌‌‌ ‍​‌ ‌​​‍‌‌​ ‌‌‌​​‍‌‌ ‌‍‍ ‌‍‌‌‌ ‍‌​‍‌‌​ ​ ‌​‌​​‍‌‌​ ​ ‌​‌​​‍‌‌​ ​‍​ ​‍‌‍​ ​ ​​​ ‌‌​ ‌‌​ ‍‌‌‍‌​​ ​‌​ ‍‌‌‍​ ​ ​ ​ ‍‌​ ‌​​‍‌‌​ ​‍​ ​‍​‍‌‌​ ‌‌‌​‌​​‍ ‍‌‍​ ‌‍‍​‌‍‍‌‌‍ ​‌‍‌​‌ ​‍‌‍‌‌‌‍ ‍​‍‌‌​ ‌‌‌​​‍‌‌ ‌‍‍ ‌‍‌‌‌ ‍‌​‍‌‌​ ​ ‌​‌​​‍‌‌​ ​ ‌​‌​​‍‌‌​ ​‍​ ​‍​ ‌‍​ ‌‌​ ‌ ​ ‌‌‌‍​‍‌‍‌​​ ‌‍​ ‌‌​ ​​‌‍‌‌‌‍​‍​ ​‌​‍‌‌​ ​‍​ ​‍​‍‌‌​ ‌‌‌​‌​​‍ ‍‌ ‌​‌‍‌‌‌ ‍​‌ ‌​​‍‌‍‌ ​​‌‍‌‌‌ ​‍‌ ​ ‌ ​​‌‍‌‌‌‍​ ‌ ‌​‌‍‍‌‌ ‌‍‌‍‌‌​ ‌‌ ​​‌ ‌‌‌‍​‍‌‍ ​‌‍‍‌‌ ​ ‌‍‍​‌‍‌‌‌‍‌​​‍​‍‌ ‌
Hvilke opplysninger samler vi inn?​​​​‌ ‍ ​‍​‍‌‍ ‌ ​‍‌‍‍‌‌‍‌ ‌‍‍‌‌‍ ‍​‍​‍​ ‍‍​‍​‍‌ ​ ‌‍​‌‌‍ ‍‌‍‍‌‌ ‌​‌ ‍‌​‍ ‍‌‍‍‌‌‍ ​‍​‍​‍ ​​‍​‍‌‍‍​‌ ​‍‌‍‌‌‌‍‌‍​‍​‍​ ‍‍​‍​‍‌‍‍​‌ ‌​‌ ‌​‌ ​​‌ ​ ​ ‍‍​‍ ​‍ ‌ ‌‌‌‍‍ ‌‍ ‌​‍ ‍‌ ​ ‌‍​‌‌‍ ‍‌‍‍‌‌ ‌​‌ ‍‌​‍ ‍‌ ​ ‌ ‌​‌ ‌‌‌‍‌​‌‍‍‌‌‍ ​‍ ‌‍‍‌‌‍ ‍‌ ‌​‌‍‌‌‌‍ ‍‌ ‌​​‍ ‌‍‌‌‌‍‌​‌‍‍‌‌ ‌​​‍ ‌‍ ‌‌‍ ‌‍‌​‌‍‌‌​ ‌‌ ​​‌ ​‍‌‍‌‌‌ ​ ‌‍‌‌‌‍ ‍‌ ‌​‌‍​‌‌ ‌​‌‍‍‌‌‍ ‌‍ ‍​ ‍ ‌‍‍‌‌‍‌​​ ‌‌‍​‍‌‍​‌​ ‌‌​ ‍‌​ ‌‍‌‍​‌‌‍​ ​ ‌‍​‍ ‌​ ‌‍​ ‌‌​ ‌​‌‍​ ​‍ ‌​ ‌​​ ​ ​ ‌​​ ‍​​‍ ‌​ ‍‌‌‍‌‌‌‍‌‍​ ‌​​‍ ‌‌‍‌​​ ​ ​ ‍​​ ‌‌‌‍​‍‌‍‌‌‌‍​‌​ ‌‍‌‍​ ‌‍​‌​ ‌‌​ ‌​​ ‍ ‌ ‌​‌ ‍‌‌ ​​‌‍‌‌​ ‌‌ ​​‌‍​‌‌‍‌ ‌‍‌‌​ ‍ ‌ ​​‌‍​‌‌ ‌​‌‍‍​​ ‌‌ ​​‌‍​‌‌‍‌ ‌‍‌‌‌​​‍‌ ‌‌‌‍‍‌‌‍ ​‌‍‌​‌‍‌‌‌ ​‍​‍‌‌​ ‌‌‌​​‍‌‌ ‌‍‍ ‌‍‌‌‌ ‍‌​‍‌‌​ ​ ‌​‌​​‍‌‌​ ​ ‌​‌​​‍‌‌​ ​‍​ ​‍​ ‌​​ ​‍​ ​‍​ ​‌​ ​​‌‍​‌‌‍​‌​ ​ ​ ‍‌​ ‌‍​ ​ ‌‍‌‌​‍‌‌​ ​‍​ ​‍​‍‌‌​ ‌‌‌​‌​​‍ ‍‌ ​‍‌‍‍‌‌‍​ ‌‍‍​‌‌‌​‌‍‌‌‌ ‍​‌ ‌​​‍‌‌​ ‌‌‌​​‍‌‌ ‌‍‍ ‌‍‌‌‌ ‍‌​‍‌‌​ ​ ‌​‌​​‍‌‌​ ​ ‌​‌​​‍‌‌​ ​‍​ ​‍​ ​‌​ ‌​​ ‌‌‌‍‌​‌‍​‌‌‍​‍​ ‍‌​ ‌‍​ ‌‌​ ‌‍‌‍‌‍​ ‌​​‍‌‌​ ​‍​ ​‍​‍‌‌​ ‌‌‌​‌​​‍ ‍‌‍​ ‌‍‍​‌‍‍‌‌‍ ​‌‍‌​‌ ​‍‌‍‌‌‌‍ ‍​‍‌‌​ ‌‌‌​​‍‌‌ ‌‍‍ ‌‍‌‌‌ ‍‌​‍‌‌​ ​ ‌​‌​​‍‌‌​ ​ ‌​‌​​‍‌‌​ ​‍​ ​‍‌‍‌‍​ ​‍‌‍​‍​ ​​‌‍‌​​ ‌ ​ ‌‌‌‍‌‍​ ‌ ‌‍​ ​ ‌‍‌‍‌​​‍‌‌​ ​‍​ ​‍​‍‌‌​ ‌‌‌​‌​​‍ ‍‌ ‌​‌‍‌‌‌ ‍​‌ ‌​​ ‌‍​‍‌‍​‌‌ ​ ‌‍‌‌‌‌‌‌‌ ​‍‌‍ ​​ ‌‌‍‍​‌ ‌​‌ ‌​‌ ​​‌ ​ ​‍‌‌​ ​ ‌​​‌​‍‌‌​ ​‍‌​‌‍​‍‌‌​ ​‍‌​‌‍‌ ‌‌‌‍‍ ‌‍ ‌​‍ ‍‌ ​ ‌‍​‌‌‍ ‍‌‍‍‌‌ ‌​‌ ‍‌​‍ ‍‌ ​ ‌ ‌​‌ ‌‌‌‍‌​‌‍‍‌‌‍ ​‍‌‍‌‍‍‌‌‍‌​​ ‌‌‍​‍‌‍​‌​ ‌‌​ ‍‌​ ‌‍‌‍​‌‌‍​ ​ ‌‍​‍ ‌​ ‌‍​ ‌‌​ ‌​‌‍​ ​‍ ‌​ ‌​​ ​ ​ ‌​​ ‍​​‍ ‌​ ‍‌‌‍‌‌‌‍‌‍​ ‌​​‍ ‌‌‍‌​​ ​ ​ ‍​​ ‌‌‌‍​‍‌‍‌‌‌‍​‌​ ‌‍‌‍​ ‌‍​‌​ ‌‌​ ‌​​‍‌‍‌ ‌​‌ ‍‌‌ ​​‌‍‌‌​ ‌‌ ​​‌‍​‌‌‍‌ ‌‍‌‌​‍‌‍‌ ​​‌‍​‌‌ ‌​‌‍‍​​ ‌‌ ​​‌‍​‌‌‍‌ ‌‍‌‌‌​​‍‌ ‌‌‌‍‍‌‌‍ ​‌‍‌​‌‍‌‌‌ ​‍​‍‌‌​ ‌‌‌​​‍‌‌ ‌‍‍ ‌‍‌‌‌ ‍‌​‍‌‌​ ​ ‌​‌​​‍‌‌​ ​ ‌​‌​​‍‌‌​ ​‍​ ​‍​ ‌​​ ​‍​ ​‍​ ​‌​ ​​‌‍​‌‌‍​‌​ ​ ​ ‍‌​ ‌‍​ ​ ‌‍‌‌​‍‌‌​ ​‍​ ​‍​‍‌‌​ ‌‌‌​‌​​‍ ‍‌ ​‍‌‍‍‌‌‍​ ‌‍‍​‌‌‌​‌‍‌‌‌ ‍​‌ ‌​​‍‌‌​ ‌‌‌​​‍‌‌ ‌‍‍ ‌‍‌‌‌ ‍‌​‍‌‌​ ​ ‌​‌​​‍‌‌​ ​ ‌​‌​​‍‌‌​ ​‍​ ​‍​ ​‌​ ‌​​ ‌‌‌‍‌​‌‍​‌‌‍​‍​ ‍‌​ ‌‍​ ‌‌​ ‌‍‌‍‌‍​ ‌​​‍‌‌​ ​‍​ ​‍​‍‌‌​ ‌‌‌​‌​​‍ ‍‌‍​ ‌‍‍​‌‍‍‌‌‍ ​‌‍‌​‌ ​‍‌‍‌‌‌‍ ‍​‍‌‌​ ‌‌‌​​‍‌‌ ‌‍‍ ‌‍‌‌‌ ‍‌​‍‌‌​ ​ ‌​‌​​‍‌‌​ ​ ‌​‌​​‍‌‌​ ​‍​ ​‍‌‍‌‍​ ​‍‌‍​‍​ ​​‌‍‌​​ ‌ ​ ‌‌‌‍‌‍​ ‌ ‌‍​ ​ ‌‍‌‍‌​​‍‌‌​ ​‍​ ​‍​‍‌‌​ ‌‌‌​‌​​‍ ‍‌ ‌​‌‍‌‌‌ ‍​‌ ‌​​‍‌‍‌ ​​‌‍‌‌‌ ​‍‌ ​ ‌ ​​‌‍‌‌‌‍​ ‌ ‌​‌‍‍‌‌ ‌‍‌‍‌‌​ ‌‌ ​​‌ ‌‌‌‍​‍‌‍ ​‌‍‍‌‌ ​ ‌‍‍​‌‍‌‌‌‍‌​​‍​‍‌ ‌
Når du melder deg på UKM, lagrer vi blant annet:
• navn
• alder og fødselsdato
• e-post og eventuelt telefonnummer
• kommune og fylke
• det du selv legger inn i påmeldingen
• bilder og video som tas på UKM-arrangement​​​​‌ ‍ ​‍​‍‌‍ ‌ ​‍‌‍‍‌‌‍‌ ‌‍‍‌‌‍ ‍​‍​‍​ ‍‍​‍​‍‌ ​ ‌‍​‌‌‍ ‍‌‍‍‌‌ ‌​‌ ‍‌​‍ ‍‌‍‍‌‌‍ ​‍​‍​‍ ​​‍​‍‌‍‍​‌ ​‍‌‍‌‌‌‍‌‍​‍​‍​ ‍‍​‍​‍‌‍‍​‌ ‌​‌ ‌​‌ ​​‌ ​ ​ ‍‍​‍ ​‍ ‌ ‌‌‌‍‍ ‌‍ ‌​‍ ‍‌ ​ ‌‍​‌‌‍ ‍‌‍‍‌‌ ‌​‌ ‍‌​‍ ‍‌ ​ ‌ ‌​‌ ‌‌‌‍‌​‌‍‍‌‌‍ ​‍ ‌‍‍‌‌‍ ‍‌ ‌​‌‍‌‌‌‍ ‍‌ ‌​​‍ ‌‍‌‌‌‍‌​‌‍‍‌‌ ‌​​‍ ‌‍ ‌‌‍ ‌‍‌​‌‍‌‌​ ‌‌ ​​‌ ​‍‌‍‌‌‌ ​ ‌‍‌‌‌‍ ‍‌ ‌​‌‍​‌‌ ‌​‌‍‍‌‌‍ ‌‍ ‍​ ‍ ‌‍‍‌‌‍‌​​ ‌‌‍​‍‌‍​‌​ ‌‌​ ‍‌​ ‌‍‌‍​‌‌‍​ ​ ‌‍​‍ ‌​ ‌‍​ ‌‌​ ‌​‌‍​ ​‍ ‌​ ‌​​ ​ ​ ‌​​ ‍​​‍ ‌​ ‍‌‌‍‌‌‌‍‌‍​ ‌​​‍ ‌‌‍‌​​ ​ ​ ‍​​ ‌‌‌‍​‍‌‍‌‌‌‍​‌​ ‌‍‌‍​ ‌‍​‌​ ‌‌​ ‌​​ ‍ ‌ ‌​‌ ‍‌‌ ​​‌‍‌‌​ ‌‌ ​​‌‍​‌‌‍‌ ‌‍‌‌​ ‍ ‌ ​​‌‍​‌‌ ‌​‌‍‍​​ ‌‌ ​​‌‍​‌‌‍‌ ‌‍‌‌‌​​‍‌ ‌‌‌‍‍‌‌‍ ​‌‍‌​‌‍‌‌‌ ​‍​‍‌‌​ ‌‌‌​​‍‌‌ ‌‍‍ ‌‍‌‌‌ ‍‌​‍‌‌​ ​ ‌​‌​​‍‌‌​ ​ ‌​‌​​‍‌‌​ ​‍​ ​‍​ ‌​​ ​‍​ ​‍​ ​‌​ ​​‌‍​‌‌‍​‌​ ​ ​ ‍‌​ ‌‍​ ​ ‌‍‌‌​‍‌‌​ ​‍​ ​‍​‍‌‌​ ‌‌‌​‌​​‍ ‍‌ ​‍‌‍‍‌‌‍​ ‌‍‍​‌‌‌​‌‍‌‌‌ ‍​‌ ‌​​‍‌‌​ ‌‌‌​​‍‌‌ ‌‍‍ ‌‍‌‌‌ ‍‌​‍‌‌​ ​ ‌​‌​​‍‌‌​ ​ ‌​‌​​‍‌‌​ ​‍​ ​‍‌‍‌‍‌‍​ ‌‍‌‍​ ​ ​ ‍‌​ ‌‌​ ​ ​ ​‍‌‍‌‍​ ‍​‌‍‌‍‌‍‌‌​‍‌‌​ ​‍​ ​‍​‍‌‌​ ‌‌‌​‌​​‍ ‍‌‍​ ‌‍‍​‌‍‍‌‌‍ ​‌‍‌​‌ ​‍‌‍‌‌‌‍ ‍​‍‌‌​ ‌‌‌​​‍‌‌ ‌‍‍ ‌‍‌‌‌ ‍‌​‍‌‌​ ​ ‌​‌​​‍‌‌​ ​ ‌​‌​​‍‌‌​ ​‍​ ​‍​ ‌‍​ ‌‍‌‍‌‍​ ‍​​ ​‌​ ‌​‌‍‌​‌‍​‌‌‍​‌‌‍​‍​ ‌‌​ ‌ ​‍‌‌​ ​‍​ ​‍​‍‌‌​ ‌‌‌​‌​​‍ ‍‌ ‌​‌‍‌‌‌ ‍​‌ ‌​​ ‌‍​‍‌‍​‌‌ ​ ‌‍‌‌‌‌‌‌‌ ​‍‌‍ ​​ ‌‌‍‍​‌ ‌​‌ ‌​‌ ​​‌ ​ ​‍‌‌​ ​ ‌​​‌​‍‌‌​ ​‍‌​‌‍​‍‌‌​ ​‍‌​‌‍‌ ‌‌‌‍‍ ‌‍ ‌​‍ ‍‌ ​ ‌‍​‌‌‍ ‍‌‍‍‌‌ ‌​‌ ‍‌​‍ ‍‌ ​ ‌ ‌​‌ ‌‌‌‍‌​‌‍‍‌‌‍ ​‍‌‍‌‍‍‌‌‍‌​​ ‌‌‍​‍‌‍​‌​ ‌‌​ ‍‌​ ‌‍‌‍​‌‌‍​ ​ ‌‍​‍ ‌​ ‌‍​ ‌‌​ ‌​‌‍​ ​‍ ‌​ ‌​​ ​ ​ ‌​​ ‍​​‍ ‌​ ‍‌‌‍‌‌‌‍‌‍​ ‌​​‍ ‌‌‍‌​​ ​ ​ ‍​​ ‌‌‌‍​‍‌‍‌‌‌‍​‌​ ‌‍‌‍​ ‌‍​‌​ ‌‌​ ‌​​‍‌‍‌ ‌​‌ ‍‌‌ ​​‌‍‌‌​ ‌‌ ​​‌‍​‌‌‍‌ ‌‍‌‌​‍‌‍‌ ​​‌‍​‌‌ ‌​‌‍‍​​ ‌‌ ​​‌‍​‌‌‍‌ ‌‍‌‌‌​​‍‌ ‌‌‌‍‍‌‌‍ ​‌‍‌​‌‍‌‌‌ ​‍​‍‌‌​ ‌‌‌​​‍‌‌ ‌‍‍ ‌‍‌‌‌ ‍‌​‍‌‌​ ​ ‌​‌​​‍‌‌​ ​ ‌​‌​​‍‌‌​ ​‍​ ​‍​ ‌​​ ​‍​ ​‍​ ​‌​ ​​‌‍​‌‌‍​‌​ ​ ​ ‍‌​ ‌‍​ ​ ‌‍‌‌​‍‌‌​ ​‍​ ​‍​‍‌‌​ ‌‌‌​‌​​‍ ‍‌ ​‍‌‍‍‌‌‍​ ‌‍‍​‌‌‌​‌‍‌‌‌ ‍​‌ ‌​​‍‌‌​ ‌‌‌​​‍‌‌ ‌‍‍ ‌‍‌‌‌ ‍‌​‍‌‌​ ​ ‌​‌​​‍‌‌​ ​ ‌​‌​​‍‌‌​ ​‍​ ​‍‌‍‌‍‌‍​ ‌‍‌‍​ ​ ​ ‍‌​ ‌‌​ ​ ​ ​‍‌‍‌‍​ ‍​‌‍‌‍‌‍‌‌​‍‌‌​ ​‍​ ​‍​‍‌‌​ ‌‌‌​‌​​‍ ‍‌‍​ ‌‍‍​‌‍‍‌‌‍ ​‌‍‌​‌ ​‍‌‍‌‌‌‍ ‍​‍‌‌​ ‌‌‌​​‍‌‌ ‌‍‍ ‌‍‌‌‌ ‍‌​‍‌‌​ ​ ‌​‌​​‍‌‌​ ​ ‌​‌​​‍‌‌​ ​‍​ ​‍​ ‌‍​ ‌‍‌‍‌‍​ ‍​​ ​‌​ ‌​‌‍‌​‌‍​‌‌‍​‌‌‍​‍​ ‌‌​ ‌ ​‍‌‌​ ​‍​ ​‍​‍‌‌​ ‌‌‌​‌​​‍ ‍‌ ‌​‌‍‌‌‌ ‍​‌ ‌​​‍‌‍‌ ​​‌‍‌‌‌ ​‍‌ ​ ‌ ​​‌‍‌‌‌‍​ ‌ ‌​‌‍‍‌‌ ‌‍‌‍‌‌​ ‌‌ ​​‌ ‌‌‌‍​‍‌‍ ​‌‍‍‌‌ ​ ‌‍‍​‌‍‌‌‌‍‌​​‍​‍‌ ‌
Hvorfor trenger vi disse opplysningene?​​​​‌ ‍ ​‍​‍‌‍ ‌ ​‍‌‍‍‌‌‍‌ ‌‍‍‌‌‍ ‍​‍​‍​ ‍‍​‍​‍‌ ​ ‌‍​‌‌‍ ‍‌‍‍‌‌ ‌​‌ ‍‌​‍ ‍‌‍‍‌‌‍ ​‍​‍​‍ ​​‍​‍‌‍‍​‌ ​‍‌‍‌‌‌‍‌‍​‍​‍​ ‍‍​‍​‍‌‍‍​‌ ‌​‌ ‌​‌ ​​‌ ​ ​ ‍‍​‍ ​‍ ‌ ‌‌‌‍‍ ‌‍ ‌​‍ ‍‌ ​ ‌‍​‌‌‍ ‍‌‍‍‌‌ ‌​‌ ‍‌​‍ ‍‌ ​ ‌ ‌​‌ ‌‌‌‍‌​‌‍‍‌‌‍ ​‍ ‌‍‍‌‌‍ ‍‌ ‌​‌‍‌‌‌‍ ‍‌ ‌​​‍ ‌‍‌‌‌‍‌​‌‍‍‌‌ ‌​​‍ ‌‍ ‌‌‍ ‌‍‌​‌‍‌‌​ ‌‌ ​​‌ ​‍‌‍‌‌‌ ​ ‌‍‌‌‌‍ ‍‌ ‌​‌‍​‌‌ ‌​‌‍‍‌‌‍ ‌‍ ‍​ ‍ ‌‍‍‌‌‍‌​​ ‌‌‍​‍‌‍​‌​ ‌‌​ ‍‌​ ‌‍‌‍​‌‌‍​ ​ ‌‍​‍ ‌​ ‌‍​ ‌‌​ ‌​‌‍​ ​‍ ‌​ ‌​​ ​ ​ ‌​​ ‍​​‍ ‌​ ‍‌‌‍‌‌‌‍‌‍​ ‌​​‍ ‌‌‍‌​​ ​ ​ ‍​​ ‌‌‌‍​‍‌‍‌‌‌‍​‌​ ‌‍‌‍​ ‌‍​‌​ ‌‌​ ‌​​ ‍ ‌ ‌​‌ ‍‌‌ ​​‌‍‌‌​ ‌‌ ​​‌‍​‌‌‍‌ ‌‍‌‌​ ‍ ‌ ​​‌‍​‌‌ ‌​‌‍‍​​ ‌‌ ​​‌‍​‌‌‍‌ ‌‍‌‌‌​​‍‌ ‌‌‌‍‍‌‌‍ ​‌‍‌​‌‍‌‌‌ ​‍​‍‌‌​ ‌‌‌​​‍‌‌ ‌‍‍ ‌‍‌‌‌ ‍‌​‍‌‌​ ​ ‌​‌​​‍‌‌​ ​ ‌​‌​​‍‌‌​ ​‍​ ​‍​ ‌‍​ ‌ ‌‍‌‍‌‍​‍​ ‌‌‌‍‌‍​ ‌‌‌‍‌‌​ ‌ ‌‍​‌‌‍‌‍​ ‌​​‍‌‌​ ​‍​ ​‍​‍‌‌​ ‌‌‌​‌​​‍ ‍‌ ​‍‌‍‍‌‌‍​ ‌‍‍​‌‌‌​‌‍‌‌‌ ‍​‌ ‌​​‍‌‌​ ‌‌‌​​‍‌‌ ‌‍‍ ‌‍‌‌‌ ‍‌​‍‌‌​ ​ ‌​‌​​‍‌‌​ ​ ‌​‌​​‍‌‌​ ​‍​ ​‍​ ‍‌‌‍‌‌​ ​‌‌‍​ ‌‍​‍​ ‌‌‌‍​‍​ ​‌‌‍‌‌‌‍​ ‌‍‌‍‌‍​‍​‍‌‌​ ​‍​ ​‍​‍‌‌​ ‌‌‌​‌​​‍ ‍‌‍​ ‌‍‍​‌‍‍‌‌‍ ​‌‍‌​‌ ​‍‌‍‌‌‌‍ ‍​‍‌‌​ ‌‌‌​​‍‌‌ ‌‍‍ ‌‍‌‌‌ ‍‌​‍‌‌​ ​ ‌​‌​​‍‌‌​ ​ ‌​‌​​‍‌‌​ ​‍​ ​‍​ ‍​‌‍​ ‌‍‌‌‌‍​ ​ ‌‌​ ‌‌​ ‌​‌‍​‍‌‍​‌​ ‌​‌‍‌‍​ ‌‌​‍‌‌​ ​‍​ ​‍​‍‌‌​ ‌‌‌​‌​​‍ ‍‌ ‌​‌‍‌‌‌ ‍​‌ ‌​​ ‌‍​‍‌‍​‌‌ ​ ‌‍‌‌‌‌‌‌‌ ​‍‌‍ ​​ ‌‌‍‍​‌ ‌​‌ ‌​‌ ​​‌ ​ ​‍‌‌​ ​ ‌​​‌​‍‌‌​ ​‍‌​‌‍​‍‌‌​ ​‍‌​‌‍‌ ‌‌‌‍‍ ‌‍ ‌​‍ ‍‌ ​ ‌‍​‌‌‍ ‍‌‍‍‌‌ ‌​‌ ‍‌​‍ ‍‌ ​ ‌ ‌​‌ ‌‌‌‍‌​‌‍‍‌‌‍ ​‍‌‍‌‍‍‌‌‍‌​​ ‌‌‍​‍‌‍​‌​ ‌‌​ ‍‌​ ‌‍‌‍​‌‌‍​ ​ ‌‍​‍ ‌​ ‌‍​ ‌‌​ ‌​‌‍​ ​‍ ‌​ ‌​​ ​ ​ ‌​​ ‍​​‍ ‌​ ‍‌‌‍‌‌‌‍‌‍​ ‌​​‍ ‌‌‍‌​​ ​ ​ ‍​​ ‌‌‌‍​‍‌‍‌‌‌‍​‌​ ‌‍‌‍​ ‌‍​‌​ ‌‌​ ‌​​‍‌‍‌ ‌​‌ ‍‌‌ ​​‌‍‌‌​ ‌‌ ​​‌‍​‌‌‍‌ ‌‍‌‌​‍‌‍‌ ​​‌‍​‌‌ ‌​‌‍‍​​ ‌‌ ​​‌‍​‌‌‍‌ ‌‍‌‌‌​​‍‌ ‌‌‌‍‍‌‌‍ ​‌‍‌​‌‍‌‌‌ ​‍​‍‌‌​ ‌‌‌​​‍‌‌ ‌‍‍ ‌‍‌‌‌ ‍‌​‍‌‌​ ​ ‌​‌​​‍‌‌​ ​ ‌​‌​​‍‌‌​ ​‍​ ​‍​ ‌‍​ ‌ ‌‍‌‍‌‍​‍​ ‌‌‌‍‌‍​ ‌‌‌‍‌‌​ ‌ ‌‍​‌‌‍‌‍​ ‌​​‍‌‌​ ​‍​ ​‍​‍‌‌​ ‌‌‌​‌​​‍ ‍‌ ​‍‌‍‍‌‌‍​ ‌‍‍​‌‌‌​‌‍‌‌‌ ‍​‌ ‌​​‍‌‌​ ‌‌‌​​‍‌‌ ‌‍‍ ‌‍‌‌‌ ‍‌​‍‌‌​ ​ ‌​‌​​‍‌‌​ ​ ‌​‌​​‍‌‌​ ​‍​ ​‍​ ‍‌‌‍‌‌​ ​‌‌‍​ ‌‍​‍​ ‌‌‌‍​‍​ ​‌‌‍‌‌‌‍​ ‌‍‌‍‌‍​‍​‍‌‌​ ​‍​ ​‍​‍‌‌​ ‌‌‌​‌​​‍ ‍‌‍​ ‌‍‍​‌‍‍‌‌‍ ​‌‍‌​‌ ​‍‌‍‌‌‌‍ ‍​‍‌‌​ ‌‌‌​​‍‌‌ ‌‍‍ ‌‍‌‌‌ ‍‌​‍‌‌​ ​ ‌​‌​​‍‌‌​ ​ ‌​‌​​‍‌‌​ ​‍​ ​‍​ ‍​‌‍​ ‌‍‌‌‌‍​ ​ ‌‌​ ‌‌​ ‌​‌‍​‍‌‍​‌​ ‌​‌‍‌‍​ ‌‌​‍‌‌​ ​‍​ ​‍​‍‌‌​ ‌‌‌​‌​​‍ ‍‌ ‌​‌‍‌‌‌ ‍​‌ ‌​​‍‌‍‌ ​​‌‍‌‌‌ ​‍‌ ​ ‌ ​​‌‍‌‌‌‍​ ‌ ‌​‌‍‍‌‌ ‌‍‌‍‌‌​ ‌‌ ​​‌ ‌‌‌‍​‍‌‍ ​‌‍‍‌‌ ​ ‌‍‍​‌‍‌‌‌‍‌​​‍​‍‌ ‌
Vi bruker opplysningene for å:
• registrere deg som deltaker